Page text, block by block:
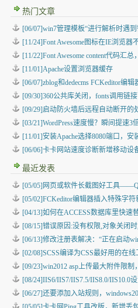
热门文章
[06/07]win7管理模板“进行解析时遇
[11/24]Font Awesome图标在IE浏览器
[11/22]Font Awesome content代码汇总
[11/01]Apache设置浏览器缓存
[06/07]zblog和dedecms FCKeditor编
[09/30]360公共库关闭，fonts调用链
[09/29]启动防火墙后远程自动断开的
[03/21]WordPress速度慢？瞬间提速3
[11/01]安装Apache选择8080端口，安
[06/06]卡卡网站速度诊断新增移动设
最近发表
[05/05] 网页或软件长截图好工具
[05/02]FCKeditor编辑器插入特殊字
[04/13]如何在ACCESS数据库里快速
[08/15]错误原因:没有权限,对象关闭
[06/13]修改注册表解决：“正在启动
[02/08]SCSS编译为CSS最好用的在线
[09/23]win2012 asp上传最大附件限
[08/24]IIS6/IIS7/IIS7.5/IIS8.0/IIS10.0
[06/27]还要添加入站规则，